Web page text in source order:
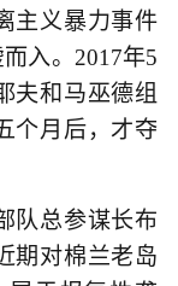
主义暴力事件
入。2017年5
夫和马巫德组
个月后，才夺
队总参谋长布
期对棉兰老岛